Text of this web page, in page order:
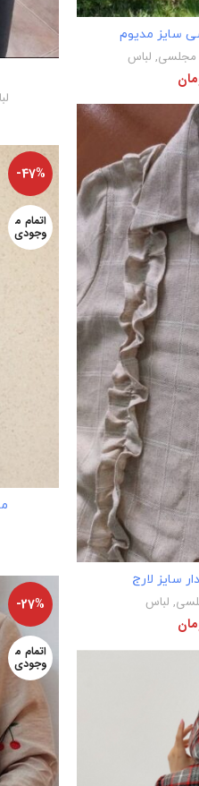
سایز مدیوم
مجلسی, لباس
سایز لارج
, لباس
-47%
اتمام م
وجودی
-27%
اتمام م
وجودی